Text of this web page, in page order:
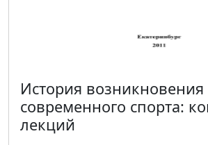
История возникновения
современного спорта:
лекций